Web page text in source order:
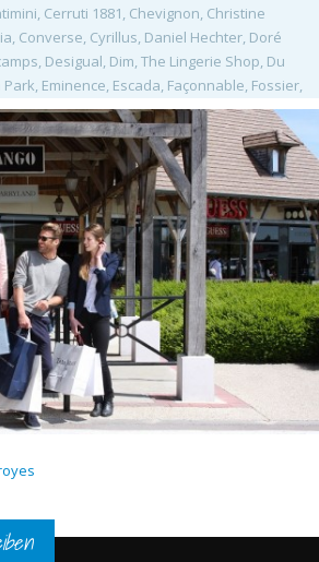
Cerruti 1881, Chevignon, Christine
Converse, Cyrillus, Daniel Hechter, Doré
Desigual, Dim, The Lingerie Shop, Du
Eminence, Escada, Façonnable, Fossier,
Garcia Jeans, Geox, Gérard Darel,
Haribo, Harryland, Hugo Boss, Ikks, Jean
Martin, K.I.D.S, Kaporal, Kickers, Kookaï,
Millet, Lancel, Le Coq Sportif, Le Creuset, Le
Cooper, Lee Wrangler, Levi's, Lindt, L'Oreal,
Mât De Misaine, McGregor, MCS, Mephisto,
Naf, Napapijri, New Balance, Nike, Olympia,
Pepe Jeans, Petit Bateau, Polo Ralph
Reebok, Renatto Bene, Replay,
Samsonite, Sandro, Scotch & Soda, Serge
Rykiel, Superdry, Swarovski, Swatch,
Shop, Timberland, Tommy Hilfiger, Tradition
Well, Wolford, Zadig&Voltaire,